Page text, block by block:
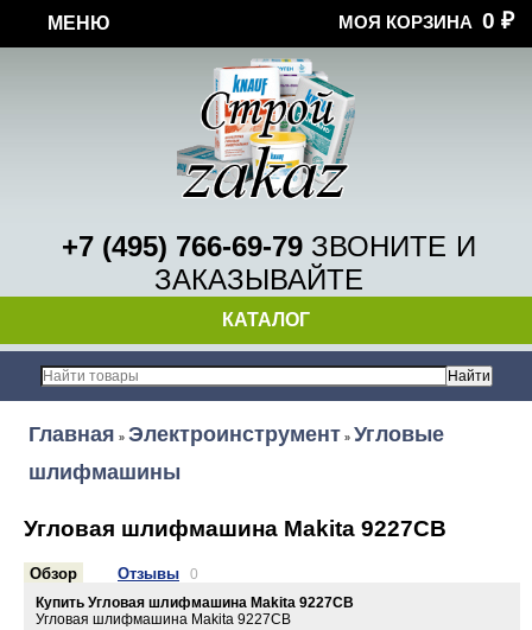
МЕНЮ
+7 (495) 766-69-79ЗВОНИТЕ И
ЗАКАЗЫВАЙТЕ
МОЯ КОРЗИНА 0 ₽
КАТАЛОГ
Главная » Электроинструмент » Угловые
шлифмашины
Угловая шлифмашина Makita 9227CB
Обзор Отзывы
0
Купить Угловая шлифмашина Makita 9227CB
Угловая шлифмашина Makita 9227CB